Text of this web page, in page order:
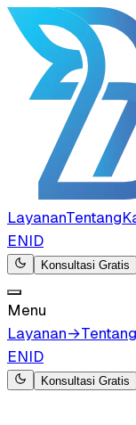
LayananTentang
ENID
Konsultasi Gratis
Menu
Layanan→Tentang
ENID
Konsultasi Gratis